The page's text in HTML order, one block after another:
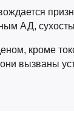
АД,
кроме
они вызваны